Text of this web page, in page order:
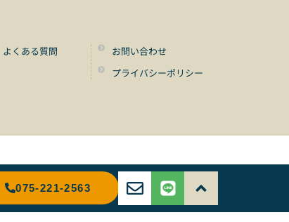
よくある質問
お問い合わせ
プライバシーポリシー
075-221-2563